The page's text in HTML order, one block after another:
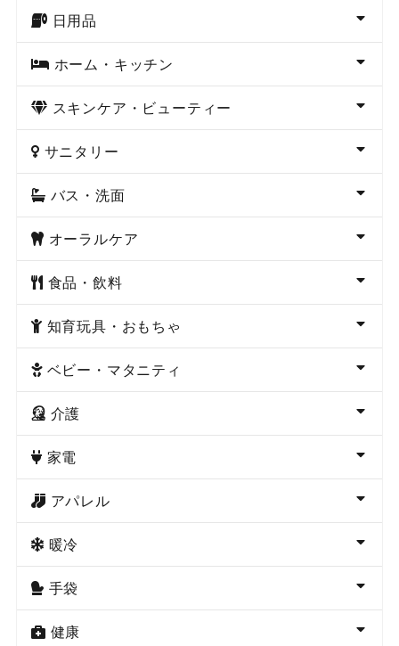
日用品
ホーム・キッチン
スキンケア・ビューティー
サニタリー
バス・洗面
オーラルケア
食品・飲料
知育玩具・おもちゃ
ベビー・マタニティ
介護
家電
アパレル
暖冷
手袋
健康